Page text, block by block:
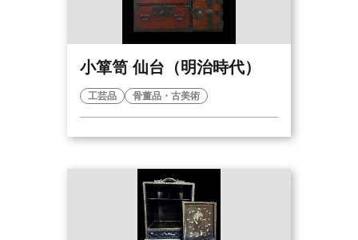
小箪笥 仙台（明治時代）
工芸品 骨董品・古美術